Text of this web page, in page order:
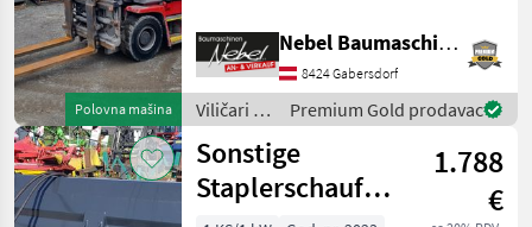
Polovna mašina
Zinkenverstellung. Gorivo:
Dizel, Podizna snaga (mm):
od 5.000, Tip tova: Dupleks,
, Kabina, Hidraulično
zaključav
Nebel Baumaschinen
8424 Gabersdorf
Viličari i
skladišna
tehnika /
Kalmar
Premium Gold prodavac
Sonstige
Staplerschaufel
1.788
€